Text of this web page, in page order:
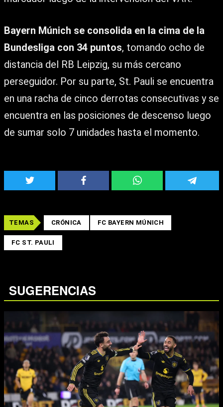
Bayern Múnich se consolida en la cima de la
Bundesliga con 34 puntos, tomando ocho de
distancia del RB Leipzig, su más cercano
perseguidor. Por su parte, St. Pauli se encuentra
en una racha de cinco derrotas consecutivas y se
encuentra en las posiciones de descenso luego
de sumar solo 7 unidades hasta el momento.
TEMAS CRÓNICA FC BAYERN MÚNICH
FC ST. PAULI
SUGERENCIAS